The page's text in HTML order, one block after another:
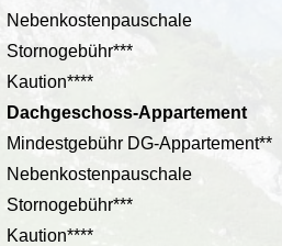
Nebenkostenpauschale
Stornogebühr***
Kaution****
Dachgeschoss-Appartement
Mindestgebühr DG-Appartement**
Nebenkostenpauschale
Stornogebühr***
Kaution****